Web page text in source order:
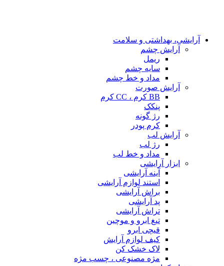
آرایشی، بهداشتی و سلامت
آرایش چشم
ریمل
سایه چشم
مداد و خط چشم
آرایش صورت
BB کرم ، CC کرم
پنکک
رژ گونه
کرم پودر
آرایش لب
رژ لب
مداد و خط لب
ابزار آرایشی
آینه آرایشی
استند لوازم آرایشی
براش آرایشی
پد آرایشی
تراش آرایشی
تیغ ابرو و موچین
قیچی ابرو
کیف لوازم آرایش
لاک خشک کن
مژه مصنوعی ، چسب مژه